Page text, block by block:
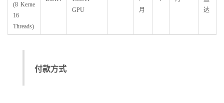
(8 Kerne
16
Threads)
GPU
月
达
付款方式